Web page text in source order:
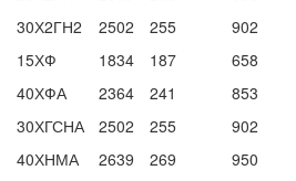
30Х2ГН2
2502 255 902
15ХФ
1834 187 658
40ХФА
2364 241 853
30ХГСНА
2502 255 902
40ХНМА
2639 269 950